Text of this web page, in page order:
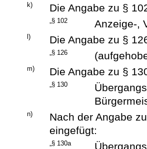
k) Die Angabe zu §
„§ 102 Anzeige-,
l) Die Angabe zu §
„§ 126
m) Die Angabe zu §
„§ 130
n)
Nach der Angabe
eingefügt:
„§ 130a